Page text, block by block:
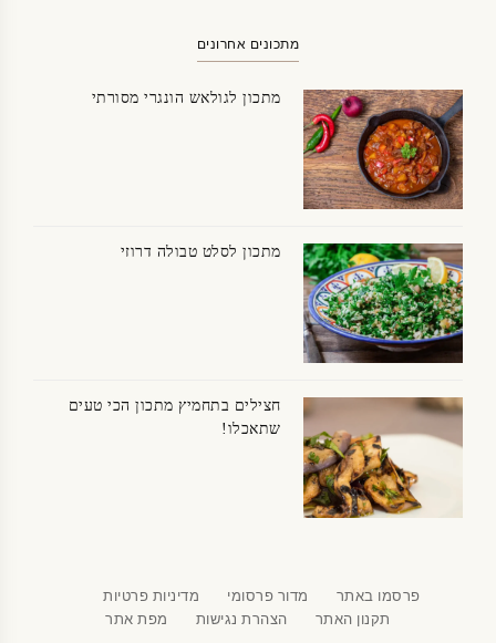
מתכונים אחרונים
מתכון לגולאש הונגרי מסורתי
מתכון לסלט טבולה דרוזי
חצילים בתחמיץ מתכון הכי טעים
שתאכלו!
פרסמו באתר מדור פרסומי
מדיניות פרטיות
תקנון האתר
הצהרת נגישות מפת אתר